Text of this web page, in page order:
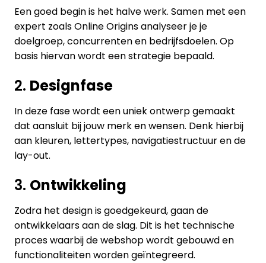
Een goed begin is het halve werk. Samen met een
expert zoals Online Origins analyseer je je
doelgroep, concurrenten en bedrijfsdoelen. Op
basis hiervan wordt een strategie bepaald.
2. Designfase
In deze fase wordt een uniek ontwerp gemaakt
dat aansluit bij jouw merk en wensen. Denk hierbij
aan kleuren, lettertypes, navigatiestructuur en de
lay-out.
3. Ontwikkeling
Zodra het design is goedgekeurd, gaan de
ontwikkelaars aan de slag. Dit is het technische
proces waarbij de webshop wordt gebouwd en
functionaliteiten worden geïntegreerd.